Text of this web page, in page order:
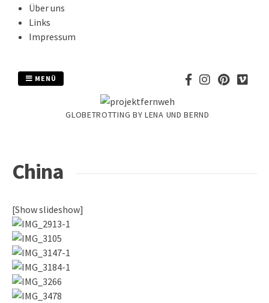
Über uns
Links
Impressum
GLOBETROTTING BY LENA UND BERND
MENÜ
China
[Show slideshow]